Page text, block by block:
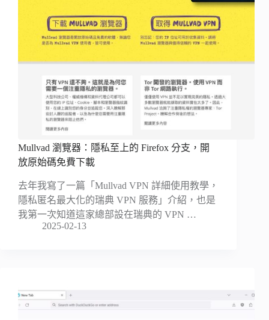
Mullvad 瀏覽器：隱私至上的 Firefox 分支，開
放原始碼免費下載
去年我寫了一篇「Mullvad VPN 詳細使用教學，
隱私匿名最大化的瑞典 VPN 服務」介紹，也是
我第一次知道這家總部設在瑞典的 VPN …
2025-02-13